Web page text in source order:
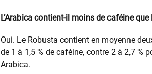
L’Arabica contient-il moins de caféine
Oui. Le Robusta contient en moyenne
de 1 à 1,5 % de caféine, contre 2 à 2,7 %
Arabica.